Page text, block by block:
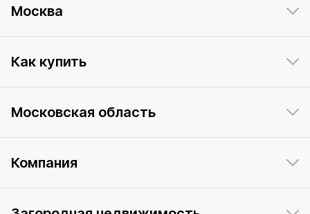
Москва
Как купить
Московская область
Компания